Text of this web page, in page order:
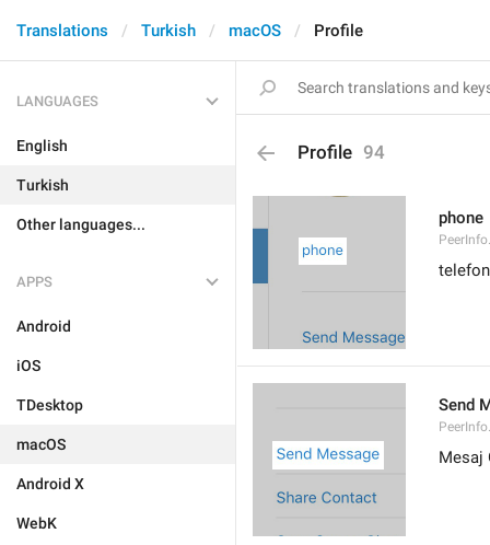
Translations Turkish macOS Profile
LANGUAGES
English
Turkish
Other languages...
APPS
Android
iOS
TDesktop
macOS
Android X
WebK
Profile 94
phone
telefon
Send
Mesaj